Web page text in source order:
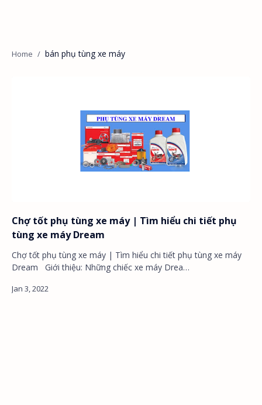
bán phụ tùng xe máy
Chợ tốt phụ tùng xe máy | Tìm hiểu chi tiết phụ
tùng xe máy Dream
Chợ tốt phụ tùng xe máy | Tìm hiểu chi tiết phụ tùng xe máy
Dream Giới thiệu: Những chiếc xe máy Drea…